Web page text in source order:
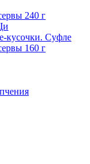
240 г
кусочки. Суфле
160 г